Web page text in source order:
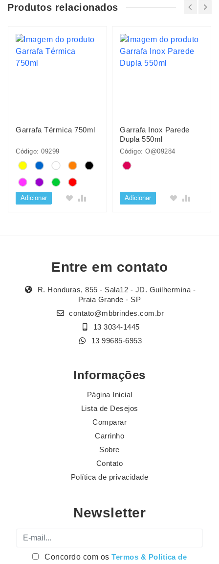
Produtos relacionados
Garrafa Térmica 750ml
Código: 09299
Adicionar
Garrafa Inox Parede
Dupla 550ml
Código: O@09284
Adicionar
Entre em contato
R. Honduras, 855 - Sala12 - JD. Guilhermina -
Praia Grande - SP
contato@mbbrindes.com.br
13 3034-1445
13 99685-6953
Informações
Página Inicial
Lista de Desejos
Comparar
Carrinho
Sobre
Contato
Política de privacidade
Newsletter
E-mail
Concordo com osTermos & Política de